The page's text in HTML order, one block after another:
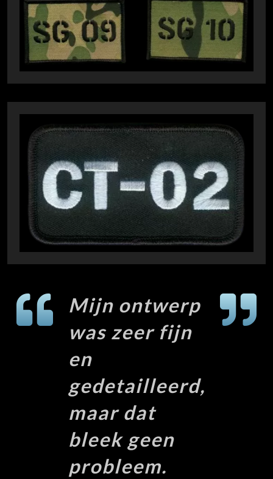
Mijn ontwerp
was zeer fijn
en
gedetailleerd,
maar dat
bleek geen
probleem.